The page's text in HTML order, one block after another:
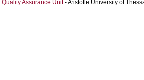
Quality Assurance Unit- Aristotle University of